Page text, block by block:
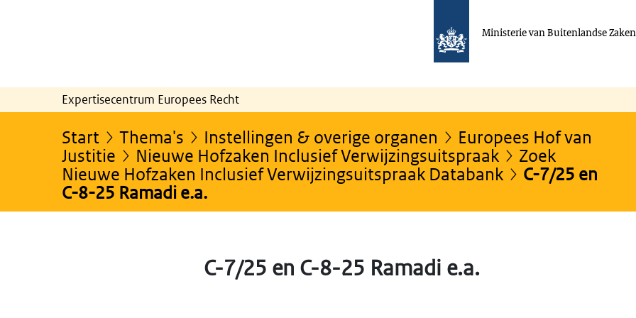
Ministerie van Buitenlandse Zaken
Expertisecentrum Europees Recht
Start Thema's Instellingen & overige organen
Europees Hof van
Justitie
Nieuwe Hofzaken Inclusief Verwijzingsuitspraak
Zoek
Nieuwe Hofzaken Inclusief Verwijzingsuitspraak Databank
C-7/25 en
C-8-25 Ramadi e.a.
C-7/25 en C-8-25 Ramadi e.a.